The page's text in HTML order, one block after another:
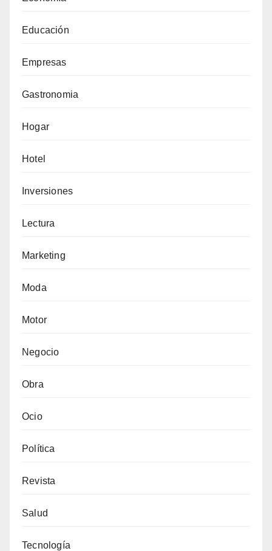
Educación
Empresas
Gastronomia
Hogar
Hotel
Inversiones
Lectura
Marketing
Moda
Motor
Negocio
Obra
Ocio
Política
Revista
Salud
Tecnología